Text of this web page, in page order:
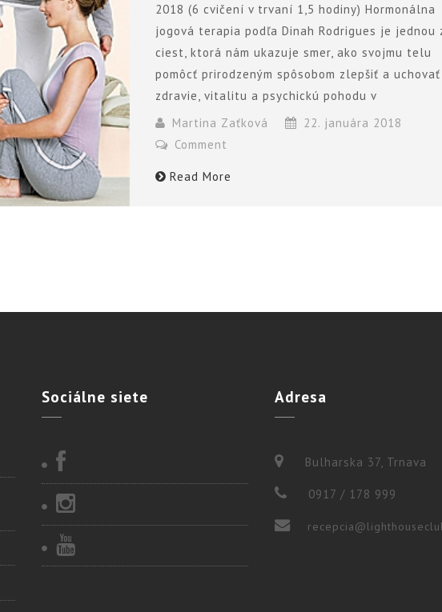
2018 (6 cvičení v trvaní 1,5 hodiny) Hormonálna
jogová terapia podľa Dinah Rodrigues je jednou
ciest, ktorá nám ukazuje smer, ako svojmu telu
pomôcť prirodzeným spôsobom zlepšiť a uchovať
zdravie, vitalitu a psychickú pohodu v
Martina Zaťková
22. januára 2018
Comment
Read More
Sociálne siete Adresa
Bulharska 37, Trnava
0917 / 178 999